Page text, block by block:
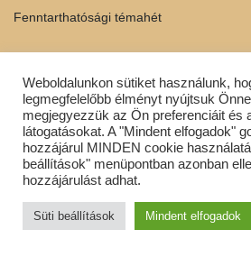
Fenntarthatósági témahét
Diáknap 2019
Weboldalunkon sütiket használunk,
legmegfelelőbb élményt nyújtsuk
megjegyezzük az Ön preferenciáit és
látogatásokat. A "Mindent elfogadok"
hozzájárul MINDEN cookie
beállítások" menüpontban azonban
hozzájárulást adhat.
Süti beállítások Mindent elfogadok